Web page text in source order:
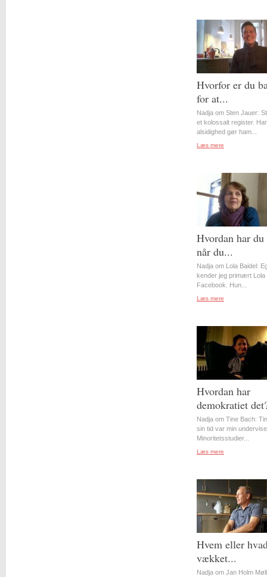
Hvorfor er du
for at...
Nadja om Sten Jauer:
et kolossalt register.
alsidighed gør ham...
Læs mere
Hvordan har du
når du...
Nadja om Lola Baidel:
kender jeg primært Lola
Facebook. Hun...
Læs mere
Hvordan har
demokratiet
Nadja om Tine Bach:
sin tid var min
Minoritetsstudier...
Læs mere
Hvem eller
vækket...
Nadja om Jan Holm